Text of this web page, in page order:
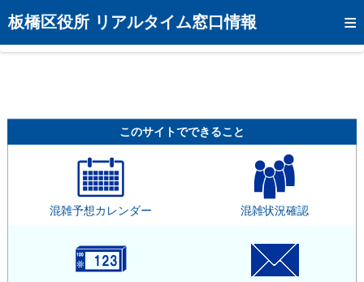
板橋区役所 リアルタイム窓口情報
トップページへ
混雑予想カレンダー
リアルタイム受付番号状況
お問い合わせ
アクセス
このサイトでできること
混雑予想カレンダー 混雑状況確認